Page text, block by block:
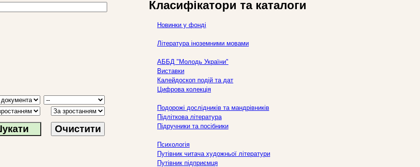
Очистити
Класифікатори та каталоги
Новинки у фонді
Література іноземними мовами
АББД "Молодь України"
Виставки
Калейдоскоп подій та дат
Цифрова колекція
Подорожі дослідників та мандрівників
Підліткова література
Підручники та посібники
Психологія
Путівник читача художньої літератури
Путівник підприємця